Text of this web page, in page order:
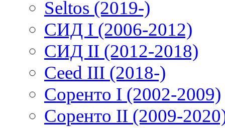
Seltos (2019-)
СИД I (2006-2012)
СИД II (2012-2018)
Ceed III (2018-)
Соренто I (2002-2009)
Соренто II (2009-